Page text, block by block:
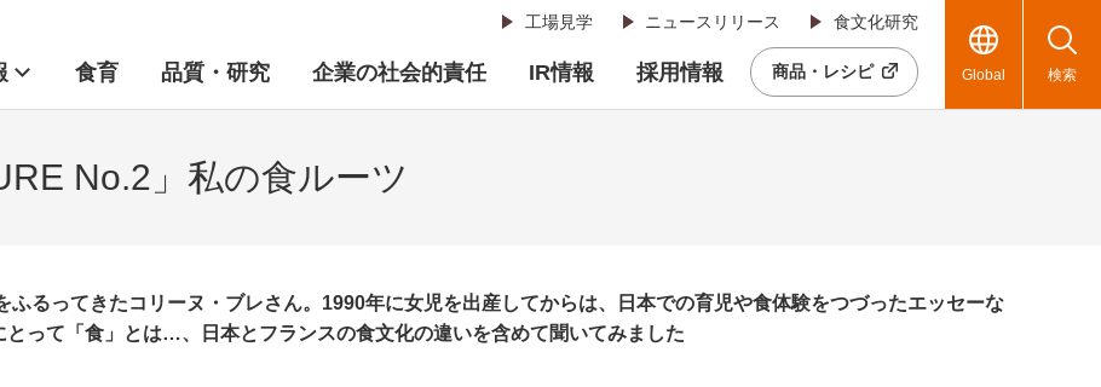
工場見学 ニュースリリース 食文化研究
食育 品質・研究 企業の社会的責任 IR情報 採用情報 商品・レシピ Global 検索
No.2」私の食ルーツ
るってきたコリーヌ・ブレさん。1990年に女児を出産してからは、日本での育児や食体験をつづったエッセーな
って「食」とは…、日本とフランスの食文化の違いを含めて聞いてみました